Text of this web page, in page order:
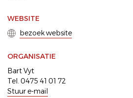
WEBSITE
bezoek website
ORGANISATIE
Bart Vyt
Tel. 0475 41 01 72
Stuur e-mail